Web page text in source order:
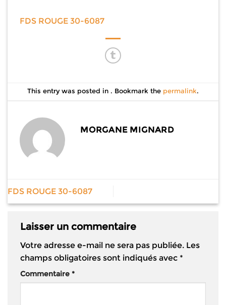
FDS ROUGE 30-6087
This entry was posted in . Bookmark the permalink.
MORGANE MIGNARD
FDS ROUGE 30-6087
Laisser un commentaire
Votre adresse e-mail ne sera pas publiée. Les
champs obligatoires sont indiqués avec *
Commentaire *